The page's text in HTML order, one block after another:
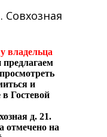
Совхозная
владельца
и
Гостевой
д. 21.
отмечено на